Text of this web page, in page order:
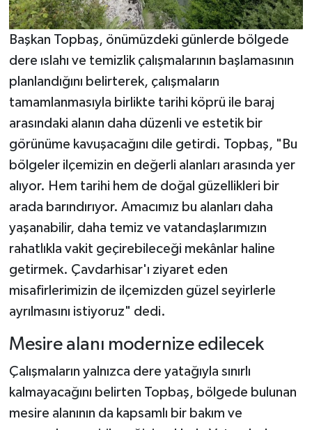
Başkan Topbaş, önümüzdeki günlerde bölgede
dere ıslahı ve temizlik çalışmalarının başlamasının
planlandığını belirterek, çalışmaların
tamamlanmasıyla birlikte tarihi köprü ile baraj
arasındaki alanın daha düzenli ve estetik bir
görünüme kavuşacağını dile getirdi. Topbaş, "Bu
bölgeler ilçemizin en değerli alanları arasında yer
alıyor. Hem tarihi hem de doğal güzellikleri bir
arada barındırıyor. Amacımız bu alanları daha
yaşanabilir, daha temiz ve vatandaşlarımızın
rahatlıkla vakit geçirebileceği mekânlar haline
getirmek. Çavdarhisar'ı ziyaret eden
misafirlerimizin de ilçemizden güzel seyirlerle
ayrılmasını istiyoruz" dedi.
Mesire alanı modernize edilecek
Çalışmaların yalnızca dere yatağıyla sınırlı
kalmayacağını belirten Topbaş, bölgede bulunan
mesire alanının da kapsamlı bir bakım ve